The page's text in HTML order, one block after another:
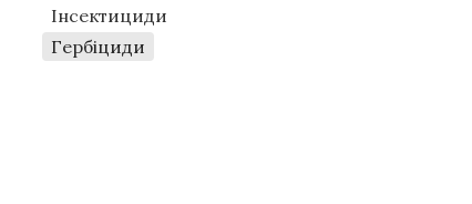
Інсектициди
Гербіциди